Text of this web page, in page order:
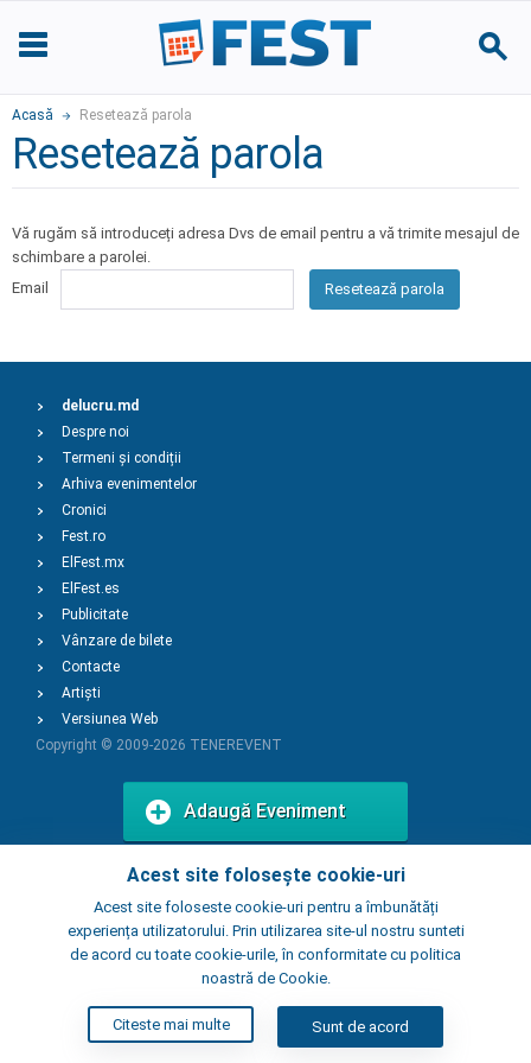
Acasă Resetează parola
Resetează parola
Vă rugăm să introduceți adresa Dvs de email pentru a vă trimite mesajul de
schimbare a parolei.
Email
Resetează parola
Acest site folosește cookie-uri
Acest site foloseste cookie-uri pentru a îmbunătăți
experiența utilizatorului. Prin utilizarea site-ul nostru sunteti
de acord cu toate cookie-urile, în conformitate cu politica
noastră de Cookie.
Citeste mai multe Sunt de acord
delucru.md
Despre noi
Termeni și condiții
Arhiva evenimentelor
Cronici
Fest.ro
ElFest.mx
ElFest.es
Publicitate
Vânzare de bilete
Contacte
Artiști
Versiunea Web
Copyright © 2009-2026 TENEREVENT
Adaugă Eveniment
Adaugă Local